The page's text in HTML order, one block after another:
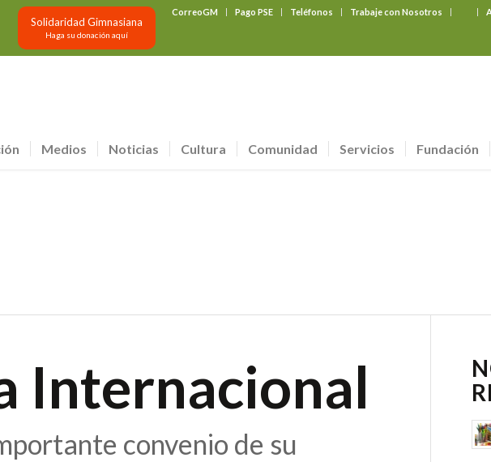
CorreoGM Pago PSE Teléfonos Trabaje con Nosotros
Solidaridad Gimnasiana
Haga su donación aquí
Medios Noticias Cultura Comunidad Servicios Fundación
Internacional
convenio de su